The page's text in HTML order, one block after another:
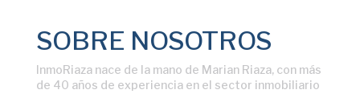
SOBRE NOSOTROS
InmoRiaza nace de la mano de Marian Riaza, con más
de 40 años de experiencia en el sector inmobiliario